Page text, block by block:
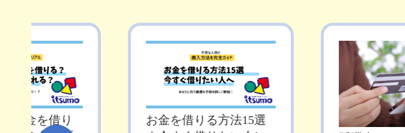
お金を借り
お金を借りる方法15選